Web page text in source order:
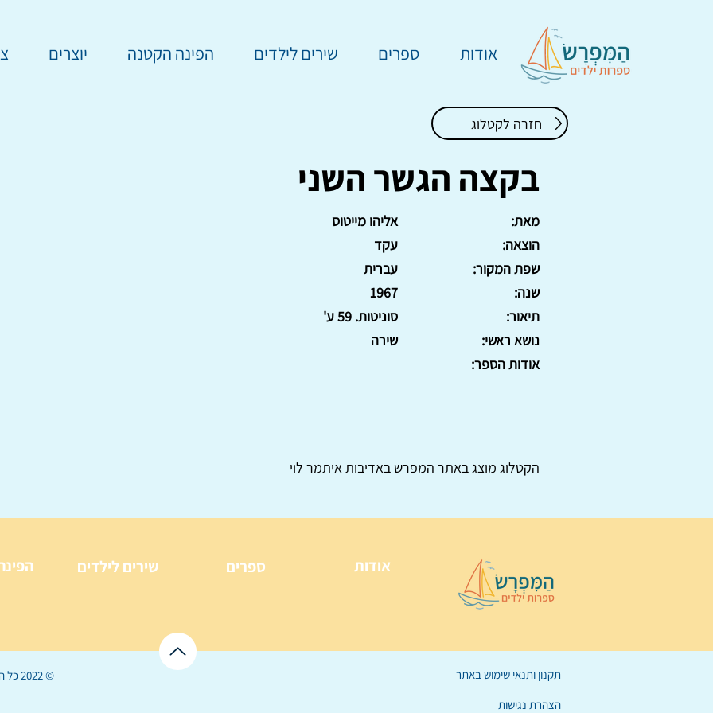
אודות ספרים שירים לילדים הפינה הקטנה יוצרים
חזרה לקטלוג
בקצה הגשר השני
אליהו מייטוס
מאת:
עקד
הוצאה:
עברית
שפת המקור:
1967
שנה:
סוניטות. 59 ע'
תיאור:
שירה
נושא ראשי:
אודות הספר:
הקטלוג מוצג באתר המפרש באדיבות איתמר לוי
שירים לילדים ספרים אודות
© 2022 כל הזכויות שמורות ל
תקנון ותנאי שימוש באתר
הצהרת נגישות